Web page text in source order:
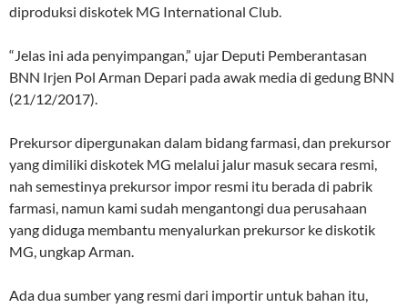
diproduksi diskotek MG International Club.
“Jelas ini ada penyimpangan,” ujar Deputi Pemberantasan
BNN Irjen Pol Arman Depari pada awak media di gedung BNN
(21/12/2017).
Prekursor dipergunakan dalam bidang farmasi, dan prekursor
yang dimiliki diskotek MG melalui jalur masuk secara resmi,
nah semestinya prekursor impor resmi itu berada di pabrik
farmasi, namun kami sudah mengantongi dua perusahaan
yang diduga membantu menyalurkan prekursor ke diskotik
MG, ungkap Arman.
Ada dua sumber yang resmi dari importir untuk bahan itu,